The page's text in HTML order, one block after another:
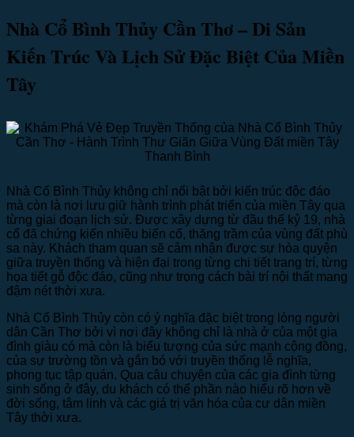
Nhà Cổ Bình Thủy Cần Thơ – Di Sản
Kiến Trúc Và Lịch Sử Đặc Biệt Của Miền
Tây
Nhà Cổ Bình Thủy không chỉ nổi bật bởi kiến trúc độc đáo
mà còn là nơi lưu giữ hành trình phát triển của miền Tây qua
từng giai đoạn lịch sử. Được xây dựng từ đầu thế kỷ 19, nhà
cổ đã chứng kiến nhiều biến cố, thăng trầm của vùng đất phù
sa này. Khách tham quan sẽ cảm nhận được sự hòa quyện
giữa truyền thống và hiện đại trong từng chi tiết trang trí, từng
họa tiết gỗ độc đáo, cũng như trong cách bài trí nội thất mang
đậm nét thời xưa.
Nhà Cổ Bình Thủy còn có ý nghĩa đặc biệt trong lòng người
dân Cần Thơ bởi vì nơi đây không chỉ là nhà ở của một gia
đình giàu có mà còn là biểu tượng của sức mạnh cộng đồng,
của sự trường tồn và gắn bó với truyền thống lễ nghĩa,
phong tục tập quán. Qua câu chuyện của các gia đình từng
sinh sống ở đây, du khách có thể phần nào hiểu rõ hơn về
đời sống, tâm linh và các giá trị văn hóa của cư dân miền
Tây thời xưa.